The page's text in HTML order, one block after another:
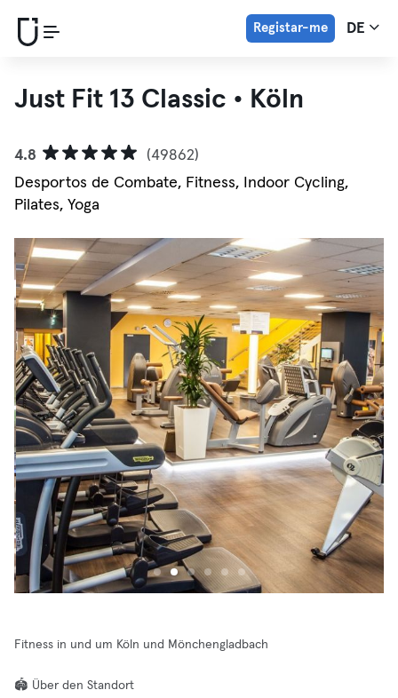
Registar-me DE
Just Fit 13 Classic • Köln
4.8
(49862)
Desportos de Combate, Fitness, Indoor Cycling,
Pilates, Yoga
Fitness in und um Köln und Mönchengladbach
🏟️ Über den Standort